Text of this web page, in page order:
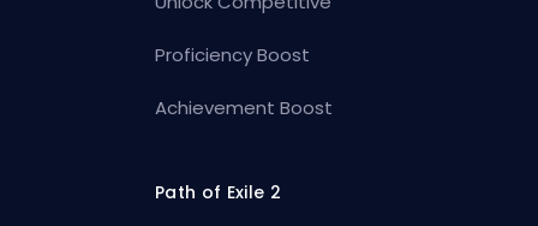
Proficiency Boost
Achievement Boost
Path of Exile 2